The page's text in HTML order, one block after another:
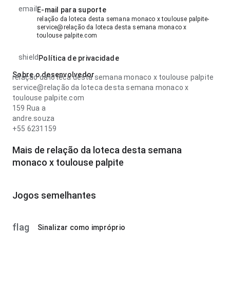
email E-mail para suporte
relação da loteca desta semana monaco x toulouse palpite-
service@relação da loteca desta semana monaco x
toulouse palpite.com
shield Política de privacidade
Sobre o desenvolvedor
relação da loteca desta semana monaco x toulouse palpite
service@relação da loteca desta semana monaco x
toulouse palpite.com
159 Rua a
andre.souza
+55 6231159
Mais de relação da loteca desta semana
monaco x toulouse palpite
Jogos semelhantes
flag Sinalizar como impróprio